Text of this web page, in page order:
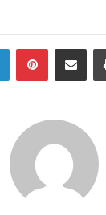
LinkedinPinterestCompartilhar via e-mail